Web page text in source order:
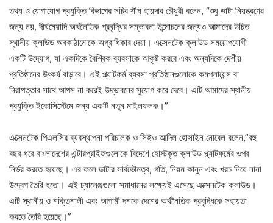
তথ্য ও যোগাযোগ প্রযুক্তি বিভাগের সচিব শীষ হায়দার চৌধুরী বলেন, “শুধু ডাটা নিয়ন্ত্রণের
জন্য নয়, দীর্ঘমেয়াদি অর্থনৈতিক প্রবৃদ্ধির সম্ভাবনা উন্মোচনের জন্যও আমাদের উচিত
স্থানীয় ক্লাউড অবকাঠামোকে অগ্রাধিকার দেয়া। এক্সেনটেক ক্লাউড সময়োপযোগী
একটি উদ্যোগ, যা একদিকে বৈশ্বিক ব্যবসাকে আকৃষ্ট করবে এবং অন্যদিকে দেশীয়
প্রতিষ্ঠানের উৎকর্ষ বাড়াবে। এই প্ল্যাটফর্ম ব্যবসা প্রতিষ্ঠানগুলোকে কমপ্লায়েন্স বা
নিরাপত্তার সাথে আপস না করেই উদ্ভাবনের সুযোগ করে দেবে। এটি আমাদের স্থানীয়
প্রযুক্তি ইকোসিস্টেমে জন্য একটি নতুন মাইলফলক।”
এক্সেনটেক পিএলসির ব্যবস্থাপনা পরিচালক ও সিইও আদিল হোসাইন নোবেল বলেন,”বহু
বছর ধরে বাংলাদেশের এন্টারপ্রাইজগুলোকে বিদেশে হোস্টকৃত ক্লাউড প্ল্যাটফর্মের ওপর
নির্ভর করতে হয়েছে। এর ফলে ডাটার সার্বভৌমত্ব, গতি, নিয়ম কানুন এবং খরচ নিয়ে নানা
উদ্বেগ তৈরি হতো। এই চ্যালেঞ্জগুলো সমাধানের লক্ষ্যেই এসেছে এক্সেনটেক ক্লাউড।
এটি স্থানীয় ও শক্তিশালী এবং আগামী দশকে দেশের অর্থনৈতিক প্রবৃদ্ধিকে সহায়তা
করতে তৈরি হয়েছে।”